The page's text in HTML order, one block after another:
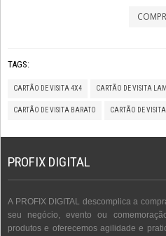
TAGS:
CARTÃO DE VISITA 4X4 CARTÃO DE VISITA
CARTÃO DE VISITA BARATO CARTÃO DE
PROFIX DIGITAL
A PROFIX DIGITAL descomplica a
seu negócio, evento ou
produtos e oferecemos agilidade e